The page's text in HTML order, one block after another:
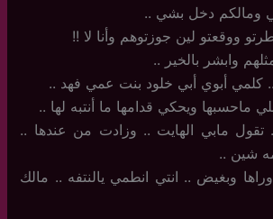
ومالكم دخل بشي ..
ووقعتو لين جوزتوهم وأنا لا !!
وابشر بالخير ..
كلمي أبوي أبي خلود بنت عمي فهد ..
ماحسبها ويحكي قدامها ما أنتبه لها ..
تقول مابي الهايت .. وزادت من عندها ..
شين ..
وبغيض .. انتي انطمي يالنتفه .. مالك